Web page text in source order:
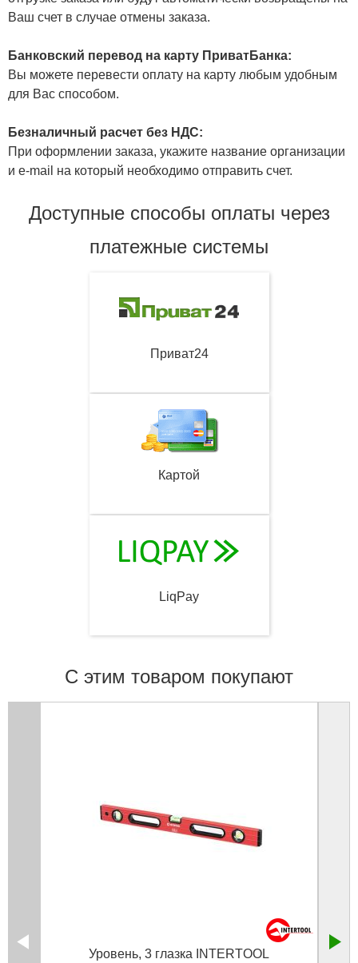
Ваш счет в случае отмены заказа.
Банковский перевод на карту ПриватБанка:
Вы можете перевести оплату на карту любым удобным
для Вас способом.
Безналичный расчет без НДС:
При оформлении заказа, укажите название организации
и e-mail на который необходимо отправить счет.
Доступные способы оплаты через
платежные системы
Приват24
Картой
LiqPay
С этим товаром покупают
Уровень, 3 глазка INTERTOOL